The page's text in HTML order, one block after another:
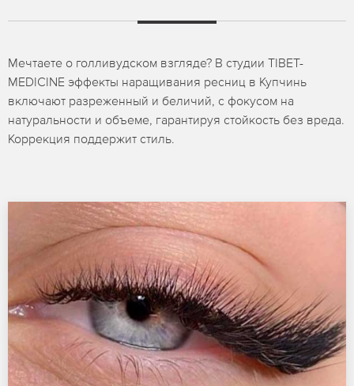
Мечтаете о голливудском взгляде? В студии TIBET-
MEDICINE эффекты наращивания ресниц в Купчинь
включают разреженный и беличий, с фокусом на
натуральности и объеме, гарантируя стойкость без вреда.
Коррекция поддержит стиль.